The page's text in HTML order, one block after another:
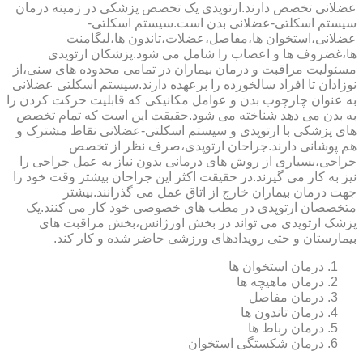
عضلانی تخصص دارند.ارتوپدی یک تخصص پزشکی در زمینه درمان
سیستم اسکلتی-عضلانی بدن است.سیستم اسکلتی-
عضلانی،استخوان ها،مفاصل،عضلات،تاندون ها،لیگامنت
ها،غضروف ها و اعصاب را شامل می شود.پزشکان ارتوپدی
مسئولیت مراقبت و درمان بیماران در تمامی محدوده های سنی،از
نوزادان تا افراد سالخورده را برعهده دارند.سیستم اسکلتی عضلانی
به عنوان چارچوب بدن و عوامل مکانیکی که قابلیت حرکت کردن را
به بدن می دهد شناخته می شود.حقیقت این است که تمام تخصص
های پزشکی با ارتوپدی و سیستم اسکلتی-عضلانی نقاط مشترک و
هم پوشانی دارند.جراحان ارتوپدی،صرف نظر از تخصص
جراحی،بسیاری از روش های درمانی بدون نیاز به عمل جراحی را
نیز به کار می گیرند.در حقیقت اکثر این جراحان بیشتر وقت خود را
جهت درمان بیماران خارج از اتاق عمل می گذرانند.بیشتر
متخصصان ارتوپدی در مطب های خصوصی خود کار می کنند.یک
پزشک ارتوپدی می تواند در بخش اورژانس،بخش مراقبت های
بیمارستان و حتی رویدادهای ورزشی حاضر شده و کار کند.
درمان استخوان ها
درمان ماهیچه ها
درمان مفاصل
درمان تاندون ها
درمان رباط ها
درمان شکستگی استخوان